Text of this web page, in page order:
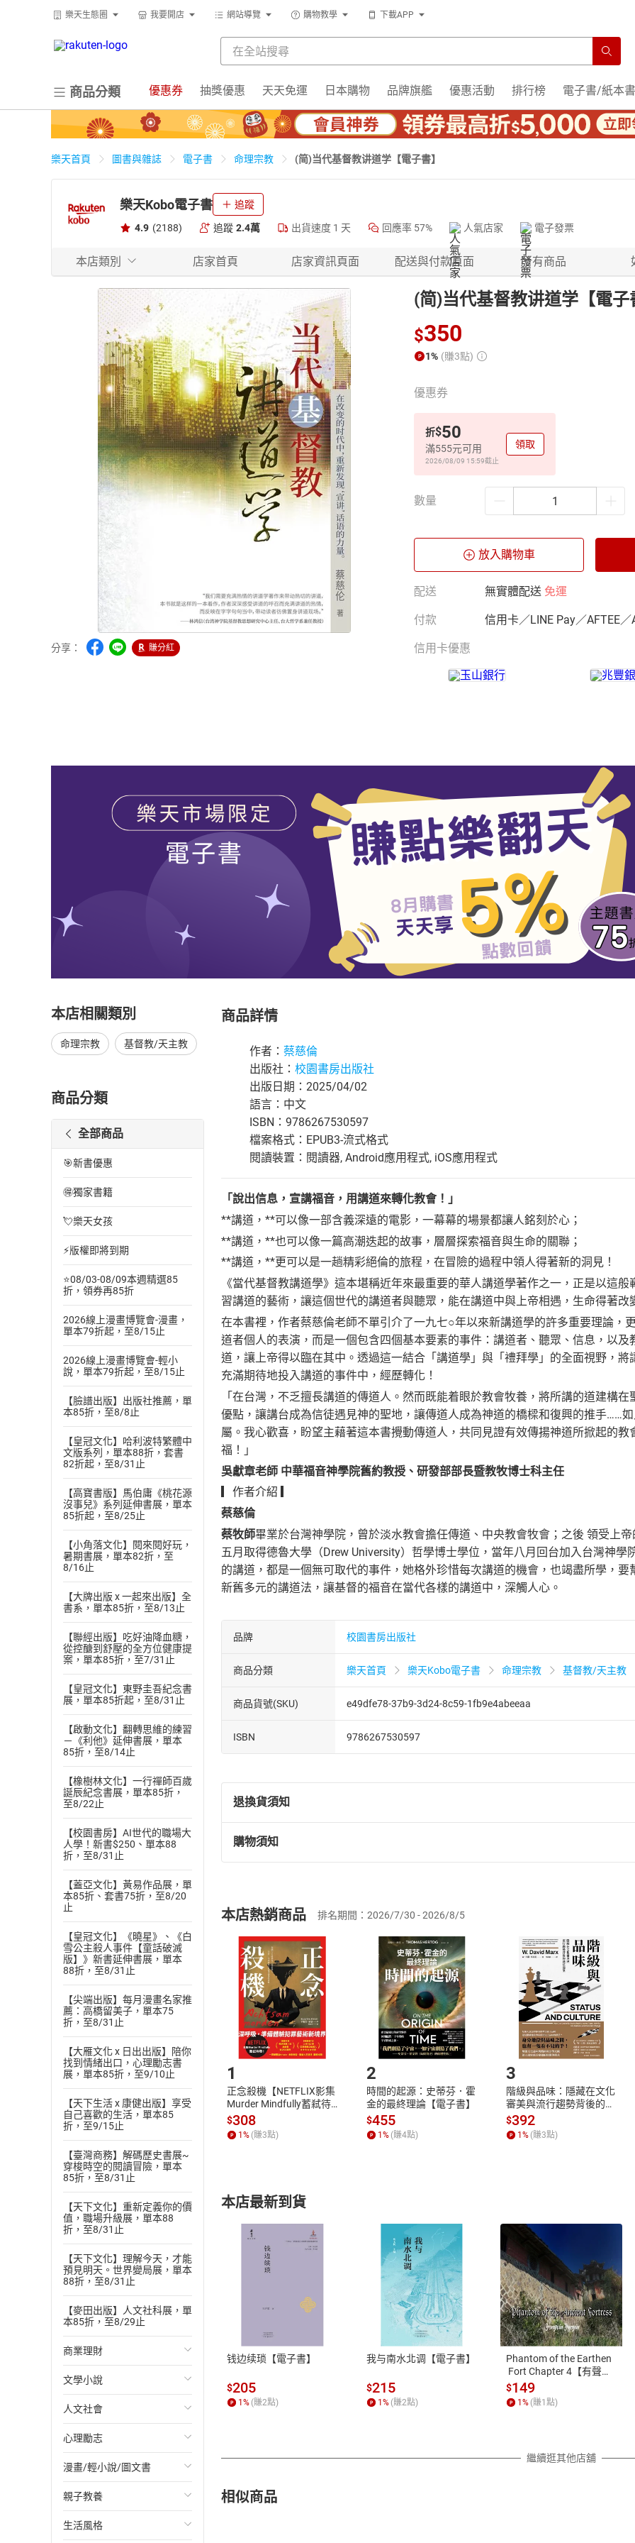
樂天生態圈 我要開店 網站導覽 購物教學 下載APP
商品分類 優惠券 抽獎優惠 天天免運 日本購物 品牌旗艦 優惠活動 排行榜 電子書/紙本書
樂天首頁 圖書與雜誌 電子書 命理宗教 (简)当代基督教讲道学【電子書】
樂天Kobo電子書 追蹤
4.9 (2188) 追蹤 2.4萬 出貨速度 1 天 回應率 57% 人氣店家 電子發票
本店類別 店家首頁 店家資訊頁面 配送與付款頁面 所有商品
分享： 賺分紅
(简)当代基督教讲道学【電子
$350
1% (賺3點)
優惠券
折$50
滿555元可用
2026/08/09 15:59截止
領取
數量
放入購物車
配送 無實體配送 免運
付款 信用卡／LINE Pay／AFTEE／
信用卡優惠
本店相關類別
命理宗教 基督教/天主教
商品分類
全部商品
🎯新書優惠
🉐獨家書籍
💘樂天女孩
⚡版權即將到期
⭐08/03-08/09本週精選85
折，領券再85折
2026線上漫畫博覽會-漫畫，
單本79折起，至8/15止
2026線上漫畫博覽會-輕小
說，單本79折起，至8/15止
【臉譜出版】出版社推薦，單
本85折，至8/8止
【皇冠文化】哈利波特繁體中
文版系列，單本88折，套書
82折起，至8/31止
【高寶書版】馬伯庸《桃花源
沒事兒》系列延伸書展，單本
85折起，至8/25止
【小角落文化】閱來閱好玩，
暑期書展，單本82折，至
8/16止
【大牌出版 x 一起來出版】全
書系，單本85折，至8/13止
【聯經出版】吃好油降血糖，
從控醣到舒壓的全方位健康提
案，單本85折，至7/31止
【皇冠文化】東野圭吾紀念書
展，單本85折起，至8/31止
【啟動文化】翻轉思維的練習
－《利他》延伸書展，單本
85折，至8/14止
【橡樹林文化】一行禪師百歲
誕辰紀念書展，單本85折，
至8/22止
【校園書房】AI世代的職場大
人學！新書$250、單本88
折，至8/31止
【蓋亞文化】黃易作品展，單
本85折、套書75折，至8/20
止
【皇冠文化】《曉星》、《白
雪公主殺人事件【童話破滅
版】》新書延伸書展，單本
88折，至8/31止
【尖端出版】每月漫畫名家推
薦：高橋留美子，單本75
折，至8/31止
【大雁文化 x 日出出版】陪你
找到情緒出口，心理勵志書
展，單本85折，至9/10止
【天下生活 x 康健出版】享受
自己喜歡的生活，單本85
折，至9/15止
【臺灣商務】解碼歷史書展~
穿梭時空的閱讀冒險，單本
85折，至8/31止
【天下文化】重新定義你的價
值，職場升級展，單本88
折，至8/31止
【天下文化】理解今天，才能
預見明天。世界變局展，單本
88折，至8/31止
【麥田出版】人文社科展，單
本85折，至8/29止
商業理財
投資理財
經濟/趨勢
財務/金融
管理/領導
職場工作術
成功法
文學小說
歐美文學
日本文學
韓國文學
華文文學
經典文學
人文社會
國際關係
政治
社會科學
台灣/中國歷史
心理勵志
心靈成長/情緒
人際關係
兩性關係
漫畫/輕小說/圖文書
輕小說
奇幻/科幻
親子教養
教育現場
生活風格
商品詳情
作者： 蔡慈倫
出版社： 校園書房出版社
出版日期：2025/04/02
語言：中文
ISBN：9786267530597
檔案格式：EPUB3-流式格式
閱讀裝置：閱讀器, Android應用程式, iOS應用程式
「說出信息，宣講福音，用講道來轉化教會！」
**講道，**可以像一部含義深遠的電影，一幕幕的場景都讓人銘刻於心；
**講道，**也可以像一篇高潮迭起的故事，層層探索福音與生命的關聯；
**講道，**更可以是一趟精彩絕倫的旅程，在冒險的過程中領人得著新的洞見！
《當代基督教講道學》這本堪稱近年來最重要的華人講道學著作之一，正是以這
習講道的藝術，讓這個世代的講道者與聽眾，能在講道中與上帝相遇，生命得著改
在本書裡，作者蔡慈倫老師不單引介了一九七○年以來新講道學的許多重要理論，
道者個人的表演，而是一個包含四個基本要素的事件：講道者、聽眾、信息，以
道，讓上帝得以臨在其中。透過這一結合「講道學」與「禮拜學」的全面視野，
充滿期待地投入講道的事件中，經歷轉化！
「在台灣，不乏擅長講道的傳道人。然而既能着眼於教會牧養，將所講的道建構
優點，讓講台成為信徒遇見神的聖地，讓傳道人成為神道的橋樑和復興的推手……
屬。我心歡喜，盼望主藉著這本書攪動傳道人，共同見證有效傳揚神道所掀起的
福！」
吳獻章老師 中華福音神學院舊約教授、研發部部長暨教牧博士科主任
▎作者介紹 ▎
蔡慈倫
蔡牧師畢業於台灣神學院，曾於淡水教會擔任傳道、中央教會牧會；之後 領受上
五月取得德魯大學（Drew University）哲學博士學位，當年八月回台加入台灣神
的講道，都是一個無可取代的事件，她格外珍惜每次講道的機會，也竭盡所學，
新舊多元的講道法，讓基督的福音在當代各樣的講道中，深觸人心。
品牌 校園書房出版社
商品分類 樂天首頁 樂天Kobo電子書 命理宗教 基督教/天主教
商品貨號(SKU) e49dfe78-37b9-3d24-8c59-1fb9e4abeeaa
ISBN 9786267530597
退換貨須知
退換貨規定：
(一)依消費者保護法第19條第1項後段暨通訊交易解除權合理例外情事適用
(二)消費者訂購本店鋪之商品即代表知悉本店鋪所銷售之商品為電子書，
且已下載/存取電子書，不得請求退貨退款。
退貨方式：您欲取消訂單或辦理退貨時，請登入樂天市場，並於「我的訂單
貨」，本店鋪將依您的申請進行審核，待審核通過後將為您辦理退款事宜。
請注意，樂天市場須以整筆訂單為單位進行取消/退貨，恕無法以單支商品取
購物須知
挑選商品
Choose
放入購物車
Shopping cart
登入帳號
Login
購書後，如何開始使用？
Step1.選擇閱讀載具 Step2.登入
付款方式
ATM轉帳、信用卡、LINE PAY、AFTEE
退換貨規範
本店是否提供消費者保護法七日猶
之權利，遽消費者保護法及通訊交
除權合理例外情事適用準則，依商
質各有不同規定。詳細退換貨說明
照各商品說明。
本店熱銷商品 排名期間：2026/7/30 - 2026/8/5
1
正念殺機【NETFLIX影集
Murder Mindfully蓄弒待
發】【電子書】
$308
1 % (賺3點)
2
時間的起源：史蒂芬．霍
金的最終理論【電子書】
$455
1 % (賺4點)
3
階級與品味：隱藏在文化
審美與流行趨勢背後的地
位渴望【電子書】
$392
1 % (賺3點)
本店最新到貨
钱边续琐【電子書】
$205
1 % (賺2點)
我与南水北调【電子書】
$215
1 % (賺2點)
Phantom of the Earthen
Fort Chapter 4【有聲
書】
$149
1 % (賺1 點)
繼續逛其他店舖
相似商品